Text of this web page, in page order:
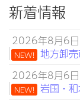
新着情報
2026年8月6日
NEW! 地方卸
2026年8月6日
NEW! 岩国・